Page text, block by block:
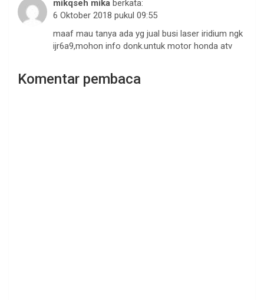
mikqseh mika berkata:
6 Oktober 2018 pukul 09:55
maaf mau tanya ada yg jual busi laser iridium ngk
ijr6a9,mohon info donk.untuk motor honda atv
Komentar pembaca